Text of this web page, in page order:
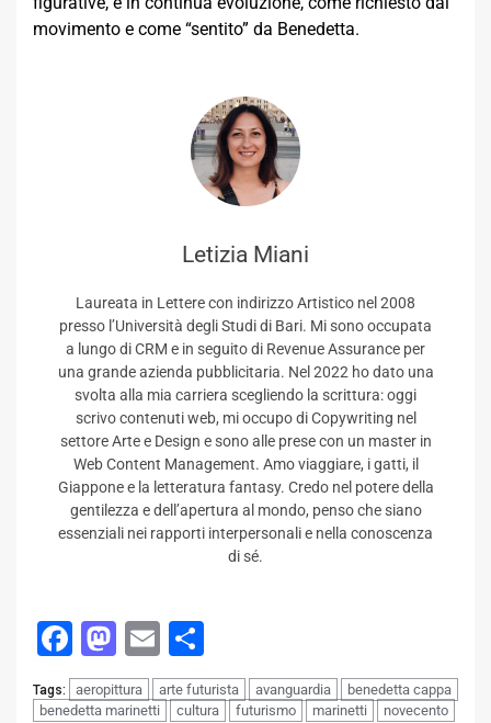
movimento e come “sentito” da Benedetta.
Letizia Miani
Laureata in Lettere con indirizzo Artistico nel 2008
presso l’Università degli Studi di Bari. Mi sono occupata
a lungo di CRM e in seguito di Revenue Assurance per
una grande azienda pubblicitaria. Nel 2022 ho dato una
svolta alla mia carriera scegliendo la scrittura: oggi
scrivo contenuti web, mi occupo di Copywriting nel
settore Arte e Design e sono alle prese con un master in
Web Content Management. Amo viaggiare, i gatti, il
Giappone e la letteratura fantasy. Credo nel potere della
gentilezza e dell’apertura al mondo, penso che siano
essenziali nei rapporti interpersonali e nella conoscenza
di sé.
Facebook
Mastodon
Email
Tags: aeropittura arte futurista avanguardia
benedetta cappa
benedetta marinetti
cultura futurismo marinetti novecento